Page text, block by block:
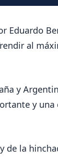
Eduardo
al
y
y
de la